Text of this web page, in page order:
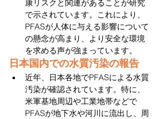
康リスクと関連があることが研究
で示されています。これにより、
PFASが人体に与える影響について
の懸念が高まり、より安全な環境
を求める声が強まっています。
日本国内での水質汚染の報告
近年、日本各地でPFASによる水質
汚染が確認されています。特に、
米軍基地周辺や工業地帯などで
PFASが地下水や河川に流出し、周